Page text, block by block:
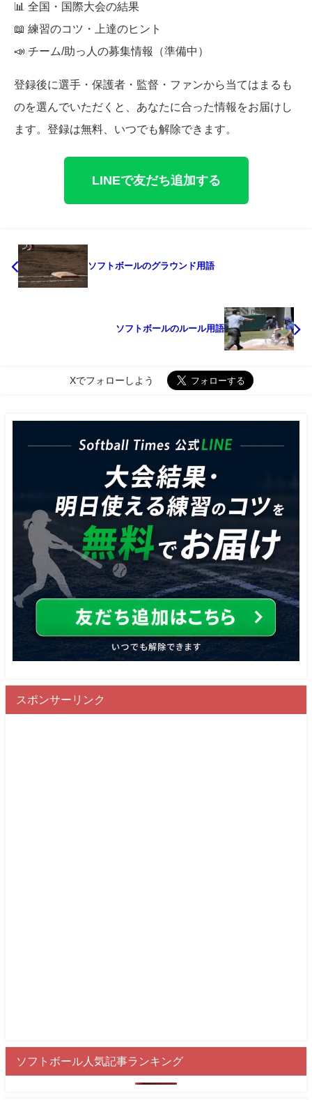
📊 全国・国際大会の結果
📖 練習のコツ・上達のヒント
📣 チーム/助っ人の募集情報（準備中）
登録後に選手・保護者・監督・ファンから当てはまるも
のを選んでいただくと、あなたに合った情報をお届けし
ます。登録は無料、いつでも解除できます。
LINEで友だち追加する
ソフトボールのグラウンド用語
ソフトボールのルール用語
Xでフォローしよう
スポンサーリンク
ソフトボール人気記事ランキング